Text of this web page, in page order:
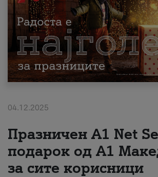
МК EN SQ
Приватни Деловни
Поддршка
Надополни кредит
За нас
#ПодобарОнлајн
04.12.2025
Празничен A1 Net
подарок од А1
за сите корисници